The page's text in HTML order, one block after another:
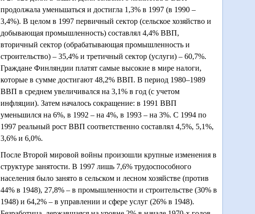
продолжала уменьшаться и достигла 1,3% в 1997 (в 1990 –
3,4%). В целом в 1997 первичный сектор (сельское хозяйство и
добывающая промышленность) составлял 4,4% ВВП,
вторичный сектор (обрабатывающая промышленность и
строительство) – 35,4% и третичный сектор (услуги) – 60,7%.
Граждане Финляндии платят самые высокие в мире налоги,
которые в сумме достигают 48,2% ВВП. В период 1980–1989
ВВП в среднем увеличивался на 3,1% в год (с учетом
инфляции). Затем началось сокращение: в 1991 ВВП
уменьшился на 6%, в 1992 – на 4%, в 1993 – на 3%. С 1994 по
1997 реальный рост ВВП соответственно составлял 4,5%, 5,1%,
3,6% и 6,0%.
После Второй мировой войны произошли крупные изменения в
структуре занятости. В 1997 лишь 7,6% трудоспособного
населения было занято в сельском и лесном хозяйстве (против
44% в 1948), 27,8% – в промышленности и строительстве (30% в
1948) и 64,2% – в управлении и сфере услуг (26% в 1948).